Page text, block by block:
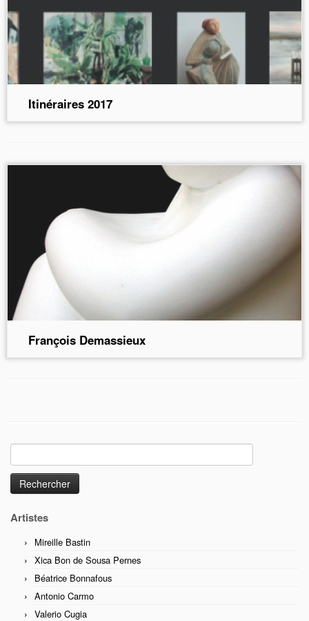
Itinéraires 2017
François Demassieux
Artistes
Mireille Bastin
Xica Bon de Sousa Pernes
Béatrice Bonnafous
Antonio Carmo
Valerio Cugia